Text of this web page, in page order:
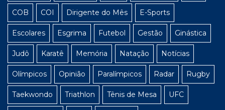
COB COI Dirigente do Mês E-Sports
Escolares Esgrima Futebol Gestão Ginástica
Judô Karatê Memória Natação Notícias
Olímpicos Opinião Paralímpicos Radar Rugby
Taekwondo Triathlon Tênis de Mesa UFC